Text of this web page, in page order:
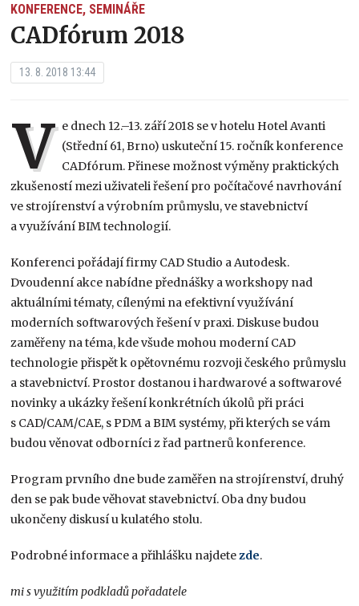
KONFERENCE, SEMINÁŘE
CADfórum 2018
13. 8. 2018 13:44
V e dnech 12.–13. září 2018 se v hotelu Hotel Avanti
(Střední 61, Brno) uskuteční 15. ročník konference
CADfórum. Přinese možnost výměny praktických
zkušeností mezi uživateli řešení pro počítačové navrhování
ve strojírenství a výrobním průmyslu, ve stavebnictví
a využívání BIM technologií.
Konferenci pořádají firmy CAD Studio a Autodesk.
Dvoudenní akce nabídne přednášky a workshopy nad
aktuálními tématy, cílenými na efektivní využívání
moderních softwarových řešení v praxi. Diskuse budou
zaměřeny na téma, kde všude mohou moderní CAD
technologie přispět k opětovnému rozvoji českého průmyslu
a stavebnictví. Prostor dostanou i hardwarové a softwarové
novinky a ukázky řešení konkrétních úkolů při práci
s CAD/CAM/CAE, s PDM a BIM systémy, při kterých se vám
budou věnovat odborníci z řad partnerů konference.
Program prvního dne bude zaměřen na strojírenství, druhý
den se pak bude věhovat stavebnictví. Oba dny budou
ukončeny diskusí u kulatého stolu.
Podrobné informace a přihlášku najdete zde.
mi s využitím podkladů pořadatele